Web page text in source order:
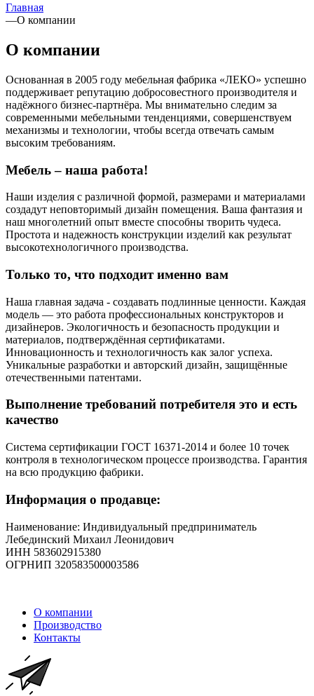
Главная
—О компании
О компании
Основанная в 2005 году мебельная фабрика «ЛЕКО» успешно
поддерживает репутацию добросовестного производителя и
надёжного бизнес-партнёра. Мы внимательно следим за
современными мебельными тенденциями, совершенствуем
механизмы и технологии, чтобы всегда отвечать самым
высоким требованиям.
Мебель – наша работа!
Наши изделия с различной формой, размерами и материалами
создадут неповторимый дизайн помещения. Ваша фантазия и
наш многолетний опыт вместе способны творить чудеса.
Простота и надежность конструкции изделий как результат
высокотехнологичного производства.
Только то, что подходит именно вам
Наша главная задача - создавать подлинные ценности. Каждая
модель — это работа профессиональных конструкторов и
дизайнеров. Экологичность и безопасность продукции и
материалов, подтверждённая сертификатами.
Инновационность и технологичность как залог успеха.
Уникальные разработки и авторский дизайн, защищённые
отечественными патентами.
Выполнение требований потребителя это и есть
качество
Система сертификации ГОСТ 16371-2014 и более 10 точек
контроля в технологическом процессе производства. Гарантия
на всю продукцию фабрики.
Информация о продавце:
Наименование: Индивидуальный предприниматель
Лебединский Михаил Леонидович
ИНН 583602915380
ОГРНИП 320583500003586
О компании
Производство
Контакты